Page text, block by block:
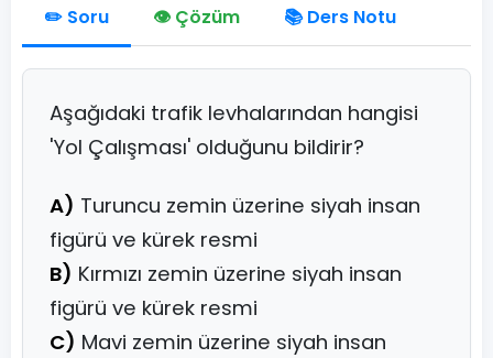
✏️ Soru 👁️ Çözüm 📚 Ders Notu
Aşağıdaki trafik levhalarından hangisi
'Yol Çalışması' olduğunu bildirir?
A) Turuncu zemin üzerine siyah insan
figürü ve kürek resmi
B) Kırmızı zemin üzerine siyah insan
figürü ve kürek resmi
C) Mavi zemin üzerine siyah insan